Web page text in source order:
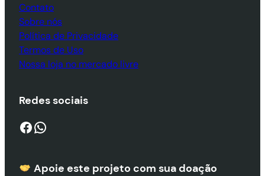
Contato
Sobre nós
Política de Privacidade
Termos de Uso
Nossa loja no mercado livre
Redes sociais
Facebook WhatsApp
Apoie este projeto com sua doação